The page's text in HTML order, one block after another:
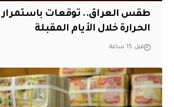
طقس العراق.. توقعات باستمرار
الحرارة خلال الأيام المقبلة
قبل 15 ساعة